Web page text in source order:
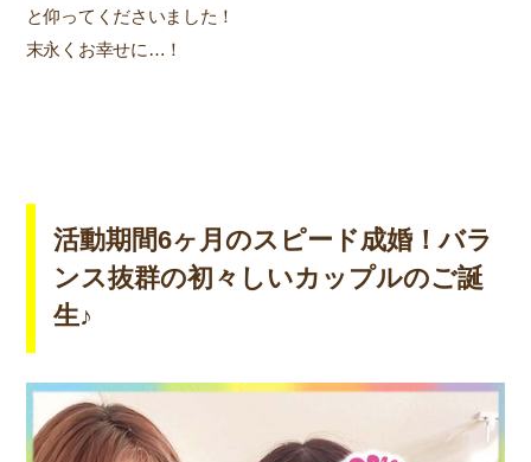
と仰ってくださいました！
末永くお幸せに…！
活動期間6ヶ月のスピード成婚！バラ
ンス抜群の初々しいカップルのご誕
生♪